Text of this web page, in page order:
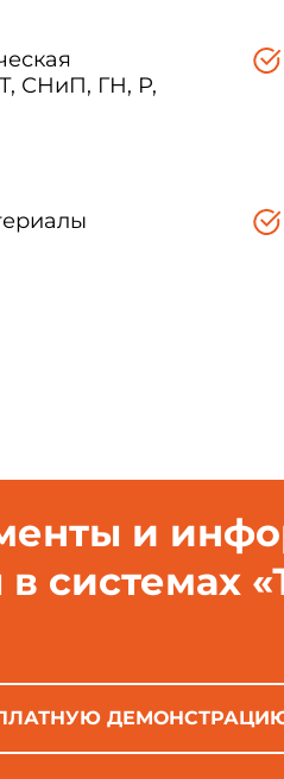
СНиП, ГН, Р,
и
системах